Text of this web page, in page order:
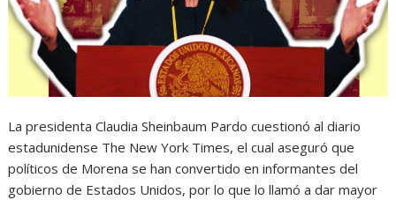
La presidenta Claudia Sheinbaum Pardo cuestionó al diario
estadunidense The New York Times, el cual aseguró que
políticos de Morena se han convertido en informantes del
gobierno de Estados Unidos, por lo que lo llamó a dar mayor